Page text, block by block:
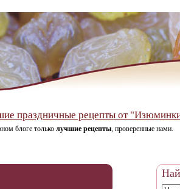
праздничные рецепты от
блоге только лучшие рецепты, проверенные нами.